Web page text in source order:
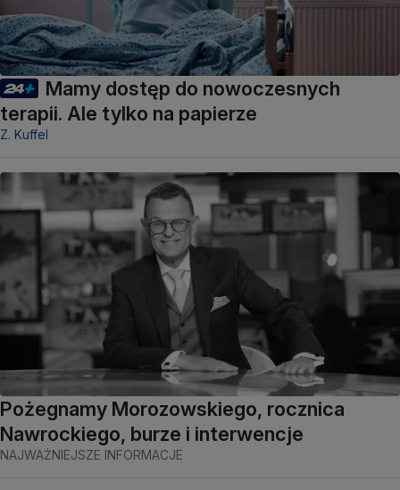
Mamy dostęp do nowoczesnych
terapii. Ale tylko na papierze
Z. Kuffel
Pożegnamy Morozowskiego, rocznica
Nawrockiego, burze i interwencje
NAJWAŻNIEJSZE INFORMACJE